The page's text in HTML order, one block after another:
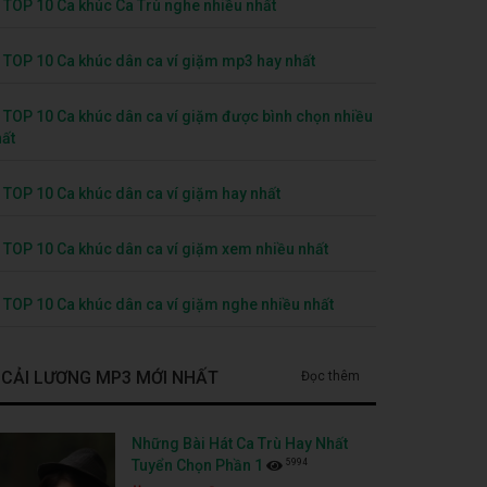
TOP 10 Ca khúc Ca Trù nghe nhiều nhất
TOP 10 Ca khúc dân ca ví giặm mp3 hay nhất
TOP 10 Ca khúc dân ca ví giặm được bình chọn nhiều
TOP 10 Ca khúc dân ca ví giặm hay nhất
TOP 10 Ca khúc dân ca ví giặm xem nhiều nhất
TOP 10 Ca khúc dân ca ví giặm nghe nhiều nhất
CẢI LƯƠNG MP3 MỚI NHẤT Đọc thêm
Những Bài Hát Ca Trù Hay Nhất
Tuyển Chọn Phần 1
5994